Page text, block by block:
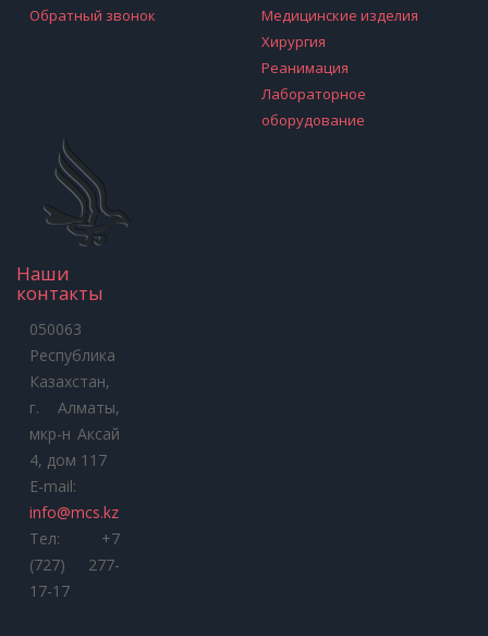
Обратный звонок
Медицинские изделия
Хирургия
Реанимация
Лабораторное
оборудование
Наши
контакты
050063
Республика
Казахстан,
г. Алматы,
мкр-н Аксай
4, дом 117
E-mail:
info@mcs.kz
Тел: +7
(727) 277-
17-17